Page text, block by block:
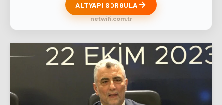
ALTYAPI SORGULA
netwifi.com.tr